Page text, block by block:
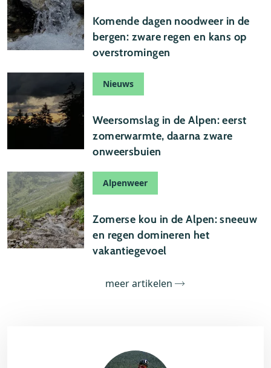
Komende dagen noodweer in de
bergen: zware regen en kans op
overstromingen
Nieuws
Weersomslag in de Alpen: eerst
zomerwarmte, daarna zware
onweersbuien
Alpenweer
Zomerse kou in de Alpen: sneeuw
en regen domineren het
vakantiegevoel
meer artikelen